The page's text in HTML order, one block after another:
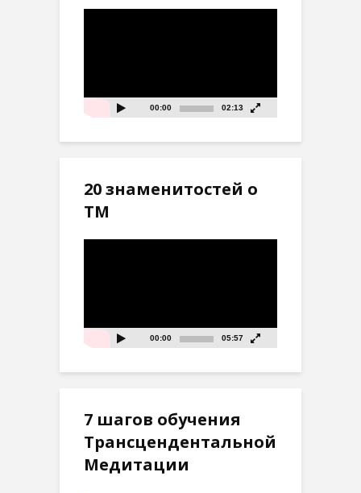
00:00 02:13
20 знаменитостей о
ТМ
00:00 05:57
7 шагов обучения
Трансцендентальной
Медитации